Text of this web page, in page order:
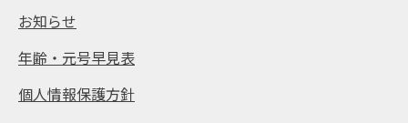
お知らせ
年齢・元号早見表
個人情報保護方針